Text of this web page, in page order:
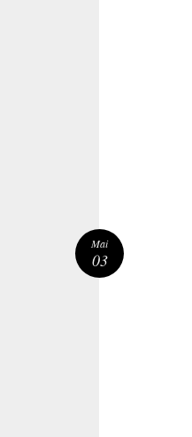
Mai
03